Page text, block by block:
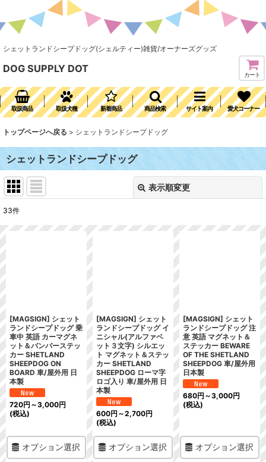
シェットランドシープドッグ(シェルティー)雑貨/オーナーズグッズ
DOG SUPPLY DOT
カート
取扱商品 取扱犬種 新着商品 商品検索 サイト案内 愛犬コーナー
トップページへ戻る > シェットランドシープドッグ
シェットランドシープドッグ
表示順変更
33件
[MAGSIGN] シェット
ランドシープドッグ 乗
車中 英語 カーマグネ
ット＆バンパーステッ
カー SHETLAND
SHEEPDOG ON
BOARD 車/屋外用 日
本製
720円 ～3,000円
(税込)
オプション選択
[MAGSIGN] シェット
ランドシープドッグ イ
ニシャル(アルファベ
ット３文字) シルエッ
ト マグネット＆ステッ
カー SHETLAND
SHEEPDOG ローマ字
ロゴ入り 車/屋外用 日
本製
600円 ～2,700円
(税込)
オプション選択
[MAGSIGN] シェット
ランドシープドッグ 注
意 英語 マグネット＆
ステッカー BEWARE
OF THE SHETLAND
SHEEPDOG 車/屋外用
日本製
680円 ～3,000円
(税込)
オプション選択